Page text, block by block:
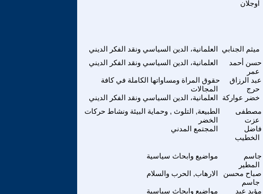
اوجلان
العلمانية، الدين السياسي ونقد الفكر الديني ميثم الجنابي
العلمانية، الدين السياسي ونقد الفكر الديني
حسن أحمد
عمر
حقوق المراة ومساواتها الكاملة في كافة
المجالات
عبد الرزاق
حرج
العلمانية، الدين السياسي ونقد الفكر الديني خضر عواركة
الطبيعة, التلوث , وحماية البيئة ونشاط حركات
الخضر
مصطفى
عزت
المجتمع المدني
فاضل
الخطيب
مواضيع وابحاث سياسية
جاسم
المطير
الارهاب, الحرب والسلام
صباح محسن
جاسم
مواضيع وابحاث سياسية
مؤيد عبد